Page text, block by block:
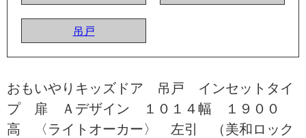
吊戸
おもいやりキッズドア 吊戸 インセットタイ
プ 扉 Ａデザイン １０１４幅 １９００
高 〈ライトオーカー〉 左引 （美和ロック